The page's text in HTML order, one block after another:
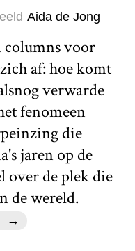
Aida de Jong
columns voor
af: hoe komt
verwarde
fenomeen
die
jaren op de
de plek die
de wereld.